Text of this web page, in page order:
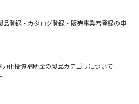
登録・カタログ登録・販売事業者登録の申
化投資補助金の製品カテゴリについて